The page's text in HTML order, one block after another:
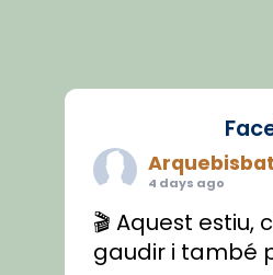
4 days ago
🎬 Aquest estiu,
gaudir i també